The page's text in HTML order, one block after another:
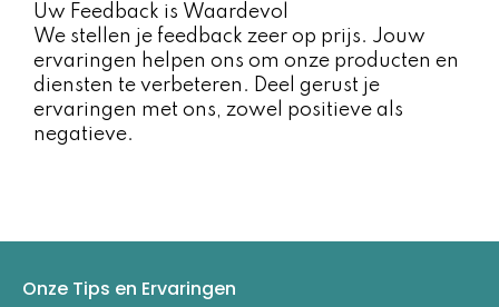
Uw Feedback is Waardevol
We stellen je feedback zeer op prijs. Jouw
ervaringen helpen ons om onze producten en
diensten te verbeteren. Deel gerust je
ervaringen met ons, zowel positieve als
negatieve.
Onze Tips en Ervaringen